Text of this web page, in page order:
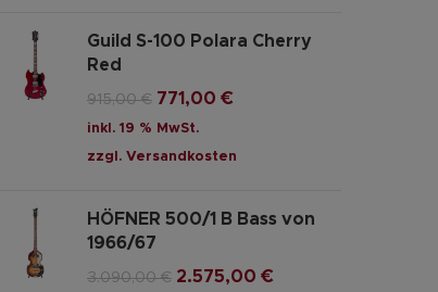
Guild S-100 Polara Cherry
Red
915,00€ 771,00 €
inkl. 19 % MwSt.
zzgl. Versandkosten
HÖFNER 500/1 B Bass von
1966/67
3.090,00€ 2.575,00 €